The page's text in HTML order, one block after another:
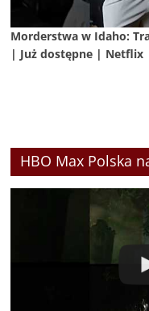
Morderstwa w Idaho:
| Już dostępne | Netflix
HBO Max Polska